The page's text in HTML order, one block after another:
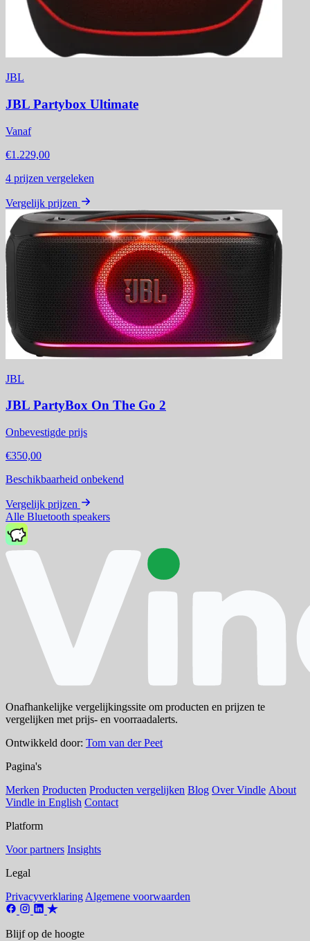
JBL
JBL Partybox Ultimate
Vanaf
€1.229,00
4 prijzen vergeleken
Vergelijk prijzen
JBL
JBL PartyBox On The Go 2
Onbevestigde prijs
€350,00
Beschikbaarheid onbekend
Vergelijk prijzen
Alle Bluetooth speakers
Onafhankelijke vergelijkingssite om producten en prijzen te
vergelijken met prijs- en voorraadalerts.
Ontwikkeld door: Tom van der Peet
Pagina's
Merken Producten Producten vergelijken Blog Over Vindle About
Vindle in English Contact
Platform
Voor partners Insights
Legal
Privacyverklaring Algemene voorwaarden
Blijf op de hoogte